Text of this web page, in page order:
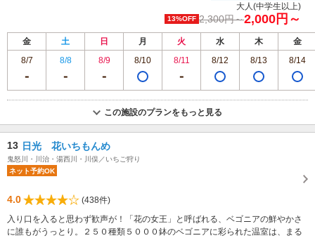
大人(中学生以上)
13%OFF 2,300円～2,000円～
金 土 日 月 火 水 木
金
8/7
8/8 8/9 8/10 8/11 8/12 8/13 8/14
この施設のプランをもっと見る
13 日光 花いちもんめ
鬼怒川・川治・湯西川・川俣／いちご狩り
ネット予約OK
4.0
(438件)
入り口を入ると思わず歓声が！「花の女王」と呼ばれる、ベゴニアの鮮やかさ
に誰もがうっとり。２５０種類５０００鉢のベゴニアに彩られた温室は、まる